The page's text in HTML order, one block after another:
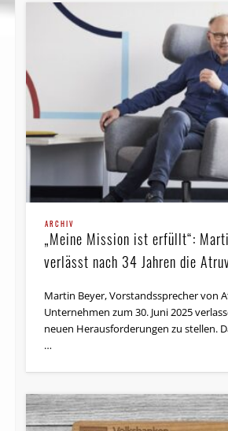
ARCHIV
„Meine Mission ist erfüllt“:
verlässt nach 34 Jahren die
Martin Beyer, Vorstandssprecher von
Unternehmen zum 30. Juni 2025
neuen Herausforderungen zu stellen.
…